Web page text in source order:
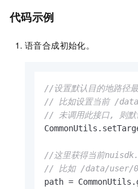
代码示例
语音合成初始化。
//设置默认目的地路径
// 比如设置当前 /
// 未调用此接口, 则
//这里获得当前
// 比如 /data/user/
path =